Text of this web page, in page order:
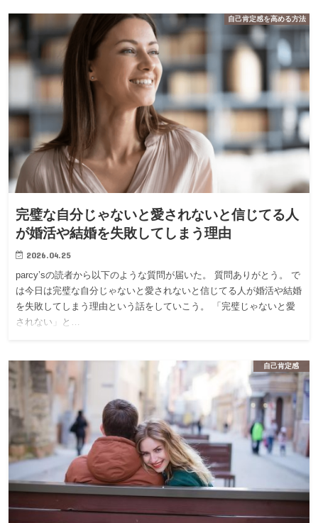
自己肯定感を高める方法
完璧な自分じゃないと愛されないと信じてる人
が婚活や結婚を失敗してしまう理由
2026.04.25
parcy’sの読者から以下のような質問が届いた。 質問ありがとう。 で
は今日は完璧な自分じゃないと愛されないと信じてる人が婚活や結婚
を失敗してしまう理由という話をしていこう。 「完璧じゃないと愛
されない」と…
自己肯定感